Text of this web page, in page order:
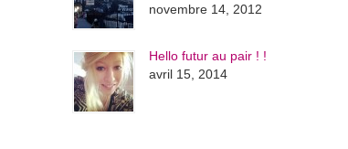
novembre 14, 2012
Hello futur au pair ! !
avril 15, 2014